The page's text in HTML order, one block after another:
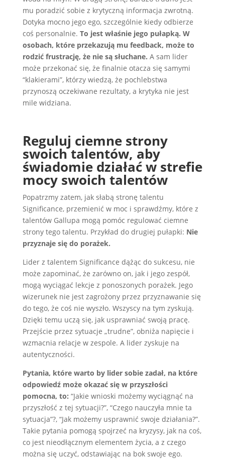
mu poradzić sobie z krytyczną informacja zwrotną.
Dotyka mocno jego ego, szczególnie kiedy odbierze
coś personalnie. To jest właśnie jego pułapką. W
osobach, które przekazują mu feedback, może to
rodzić frustrację, że nie są słuchane. A sam lider
może przekonać się, że finalnie otacza się samymi
“klakierami”, którzy wiedzą, że pochlebstwa
przynoszą oczekiwane rezultaty, a krytyka nie jest
mile widziana.
Reguluj ciemne strony
swoich talentów, aby
świadomie działać w strefie
mocy swoich talentów
Popatrzmy zatem, jak słabą stronę talentu
Significance, przemienić w moc i sprawdźmy, które z
talentów Gallupa mogą pomóc regulować ciemne
strony tego talentu. Przykład do drugiej pułapki: Nie
przyznaje się do porażek.
Lider z talentem Significance dążąc do sukcesu, nie
może zapominać, że zarówno on, jak i jego zespół,
mogą wyciągać lekcje z ponoszonych porażek. Jego
wizerunek nie jest zagrożony przez przyznawanie się
do tego, że coś nie wyszło. Wszyscy na tym zyskują.
Dzięki temu uczą się, jak usprawniać swoją pracę.
Przejście przez sytuacje „trudne”, obniża napięcie i
wzmacnia relacje w zespole. A lider zyskuje na
autentyczności.
Pytania, które warto by lider sobie zadał, na które
odpowiedź może okazać się w przyszłości
pomocna, to: “Jakie wnioski możemy wyciągnąć na
przyszłość z tej sytuacji?”, “Czego nauczyła mnie ta
sytuacja”?, “Jak możemy usprawnić swoje działania?”.
Takie pytania pomogą spojrzeć na kryzysy, jak na coś,
co jest nieodłącznym elementem życia, a z czego
można się uczyć, odstawiając na bok swoje ego.